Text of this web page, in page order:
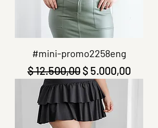
#mini-promo2258eng
Precio
$ 12.500,00 Precio de oferta
$ 5.000,00